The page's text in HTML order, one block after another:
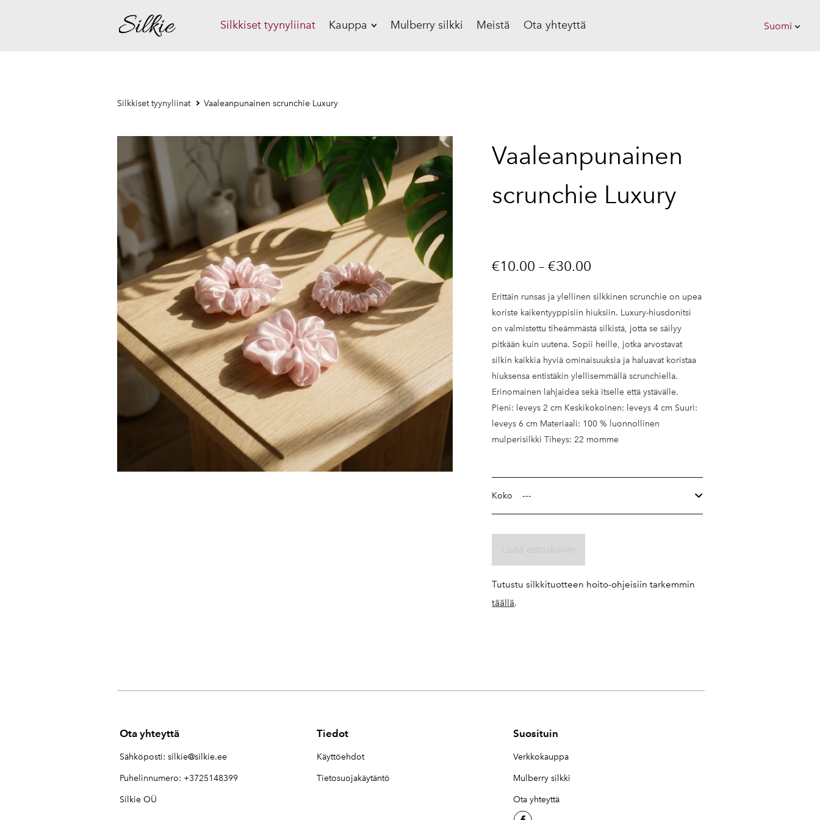
Silkkiset tyynyliinat Kauppa
Silkki vauvanpeitto
Silkkinen unimyssy
Silkki unimaski
Silkki scrunchie
Lahjasetti
Lahjakortti
Mulberry silkki Meistä Ota yhteyttä Suomi
Silkkiset tyynyliinat Vaaleanpunainen scrunchie Luxury
Vaaleanpunainen
scrunchie Luxury
€10.00 –€30.00
Erittäin runsas ja ylellinen silkkinen scrunchie on upea
koriste kaikentyyppisiin hiuksiin. Luxury-hiusdonitsi
on valmistettu tiheämmästä silkistä, jotta se säilyy
pitkään kuin uutena. Sopii heille, jotka arvostavat
silkin kaikkia hyviä ominaisuuksia ja haluavat koristaa
hiuksensa entistäkin ylellisemmällä scrunchiella.
Erinomainen lahjaidea sekä itselle että ystävälle.
Pieni: leveys 2 cm Keskikokoinen: leveys 4 cm Suuri:
leveys 6 cm Materiaali: 100 % luonnollinen
mulperisilkki Tiheys: 22 momme
Koko
Tutustu silkkituotteen hoito-ohjeisiin tarkemmin
täällä.
Ota yhteyttä
Sähköposti:silkie@silkie.ee
Puhelinnumero: +3725148399
Silkie OÜ
Tiedot
Käyttöehdot
Tietosuojakäytäntö
Suosituin
Verkkokauppa
Mulberry silkki
Ota yhteyttä